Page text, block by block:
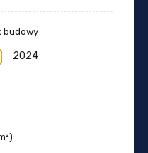
budowy
2024